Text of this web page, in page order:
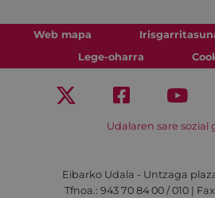
Web mapa
Lege-oharra
Udalaren sare sozial
Eibarko Udala - Untzaga
Tfnoa.: 943 70 84 00 / 010 |